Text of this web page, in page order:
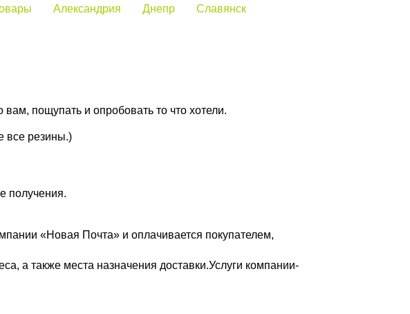
Александрия Днепр Славянск
пощупать и опробовать то что хотели.
все резины.)
получения.
«Новая Почта» и оплачивается покупателем,
а также места назначения доставки.Услуги компании-